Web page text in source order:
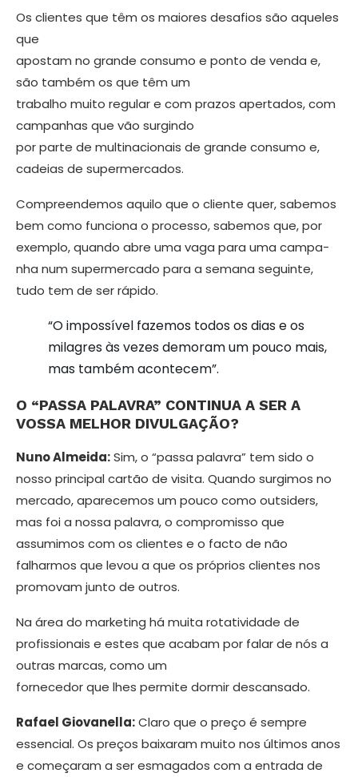
Os clientes que têm os maiores desa­fios são aqueles
que
apostam no gran­de consumo e ponto de venda e,
são também os que têm um
trabalho muito regular e com prazos apertados, com
campanhas que vão surgindo
por parte de multinacionais de grande consumo e,
cadeias de supermercados.
Compreendemos aquilo que o clien­te quer, sabemos
bem como funciona o processo, sabemos que, por
exemplo, quando abre uma vaga para uma campa­
nha num supermercado para a semana seguinte,
tudo tem de ser rápido.
“O impossível fazemos todos os dias e os
milagres às vezes demoram um pouco mais,
mas também acontecem”.
O “PASSA PALAVRA” CONTINUA A SER A
VOSSA MELHOR DIVULGAÇÃO?
Nuno Almeida:Sim, o “passa palavra” tem sido o
nosso principal cartão de visita. Quando surgimos no
mercado, aparecemos um pouco como outsiders,
mas foi a nossa palavra, o compromisso que
assumimos com os clientes e o fac­to de não
falharmos que levou a que os próprios clientes nos
promovam junto de outros.
Na área do marketing há muita ro­tatividade de
profissionais e estes que acabam por falar de nós a
outras marcas, como um
fornecedor que lhes permite dormir descansado.
Rafael Giovanella:Claro que o preço é sempre
essencial. Os preços baixaram muito nos últimos anos
e começaram a ser esmagados com a entrada de